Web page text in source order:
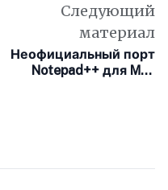
Следующий
материал
Неофициальный порт
Notepad++ для Mac